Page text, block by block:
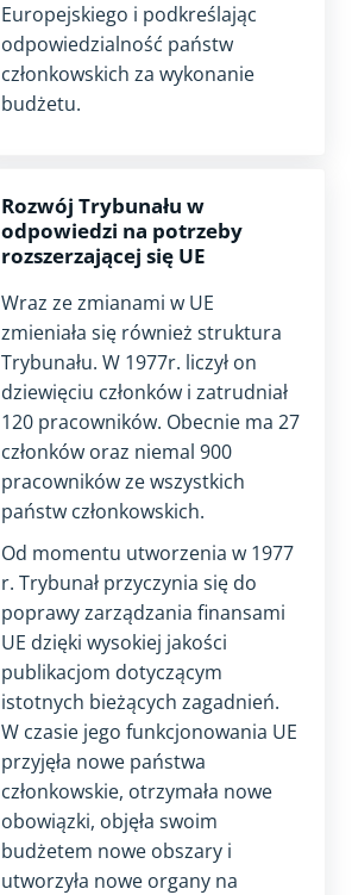
Europejskiego i podkreślając
odpowiedzialność państw
członkowskich za wykonanie
budżetu.
Rozwój Trybunału w
odpowiedzi na potrzeby
rozszerzającej się UE
Wraz ze zmianami w UE
zmieniała się również struktura
Trybunału. W 1977r. liczył on
dziewięciu członków i zatrudniał
120 pracowników. Obecnie ma 27
członków oraz niemal 900
pracowników ze wszystkich
państw członkowskich.
Od momentu utworzenia w 1977
r. Trybunał przyczynia się do
poprawy zarządzania finansami
UE dzięki wysokiej jakości
publikacjom dotyczącym
istotnych bieżących zagadnień.
W czasie jego funkcjonowania UE
przyjęła nowe państwa
członkowskie, otrzymała nowe
obowiązki, objęła swoim
budżetem nowe obszary i
utworzyła nowe organy na